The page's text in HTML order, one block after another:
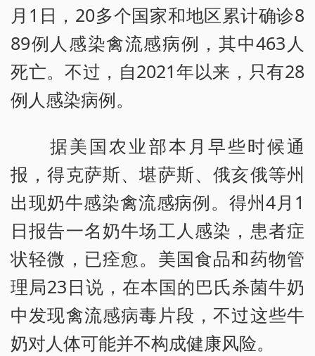
月1日，20多个国家和地区累计确诊8
89例人感染禽流感病例，其中463人
死亡。不过，自2021年以来，只有28
例人感染病例。
据美国农业部本月早些时候通
报，得克萨斯、堪萨斯、俄亥俄等州
出现奶牛感染禽流感病例。得州4月1
日报告一名奶牛场工人感染，患者症
状轻微，已痊愈。美国食品和药物管
理局23日说，在本国的巴氏杀菌牛奶
中发现禽流感病毒片段，不过这些牛
奶对人体可能并不构成健康风险。